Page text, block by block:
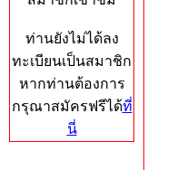
ท่านยังไม่ได้ลง
ทะเบียนเป็นสมาชิก
หากท่านต้องการ
กรุณาสมัครฟรีได้ที่
นี่